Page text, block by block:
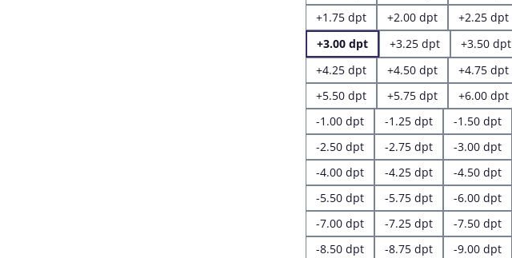
+1.75 dpt
+2.00 dpt +2.25 dpt
+3.00 dpt
+3.25 dpt +3.50 dpt
+4.25 dpt
+4.50 dpt +4.75 dpt
+5.50 dpt
+5.75 dpt +6.00 dpt
-1.00 dpt
-1.25 dpt -1.50 dpt
-2.50 dpt
-2.75 dpt -3.00 dpt
-4.00 dpt
-4.25 dpt -4.50 dpt
-5.50 dpt
-5.75 dpt -6.00 dpt
-7.00 dpt
-7.25 dpt -7.50 dpt
-8.50 dpt
-8.75 dpt -9.00 dpt